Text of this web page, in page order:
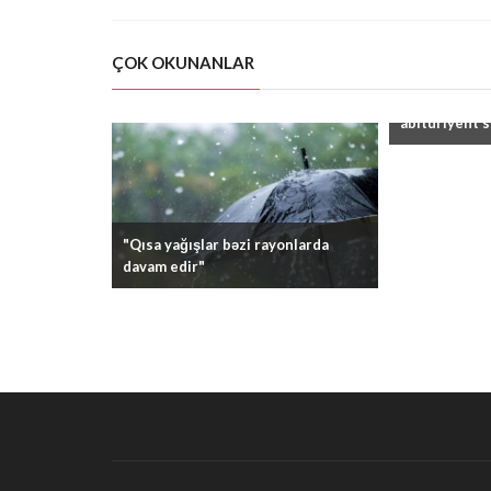
ÇOK OKUNANLAR
"Qısa yağışlar bəzi rayonlarda
davam edir"
abituriyent